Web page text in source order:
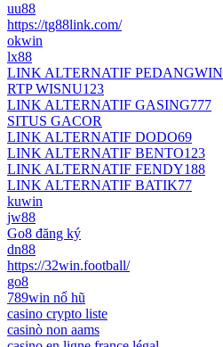
uu88
https://tg88link.com/
okwin
lx88
LINK ALTERNATIF PEDANGWIN
RTP WISNU123
LINK ALTERNATIF GASING777
SITUS GACOR
LINK ALTERNATIF DODO69
LINK ALTERNATIF BENTO123
LINK ALTERNATIF FENDY188
LINK ALTERNATIF BATIK77
kuwin
jw88
Go8 đăng ký
dn88
https://32win.football/
go8
789win nổ hũ
casino crypto liste
casinò non aams